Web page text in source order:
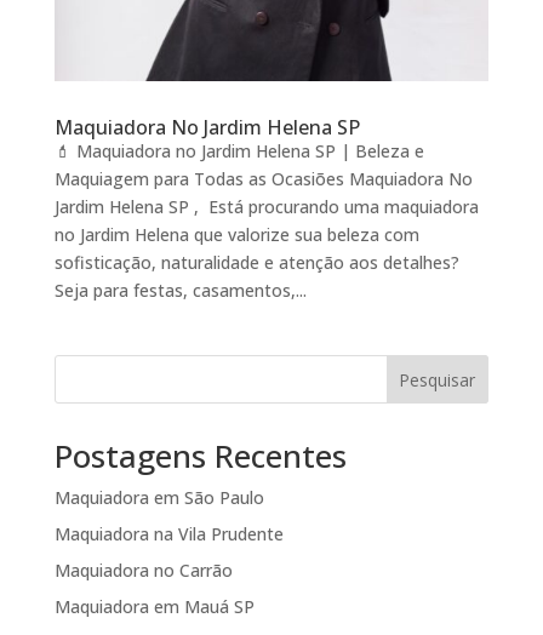
Maquiadora No Jardim Helena SP
💄 Maquiadora no Jardim Helena SP | Beleza e
Maquiagem para Todas as Ocasiões Maquiadora No
Jardim Helena SP , Está procurando uma maquiadora
no Jardim Helena que valorize sua beleza com
sofisticação, naturalidade e atenção aos detalhes?
Seja para festas, casamentos,...
Pesquisar
Postagens Recentes
Maquiadora em São Paulo
Maquiadora na Vila Prudente
Maquiadora no Carrão
Maquiadora em Mauá SP